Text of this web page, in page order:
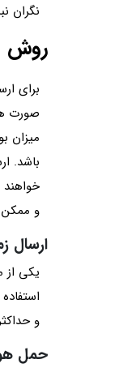
نگران
روش
برای
صورت
میزان
باشد.
خواهند
و ممکن
ارسال
یکی از
و حداکثر طی مدت 5
حمل